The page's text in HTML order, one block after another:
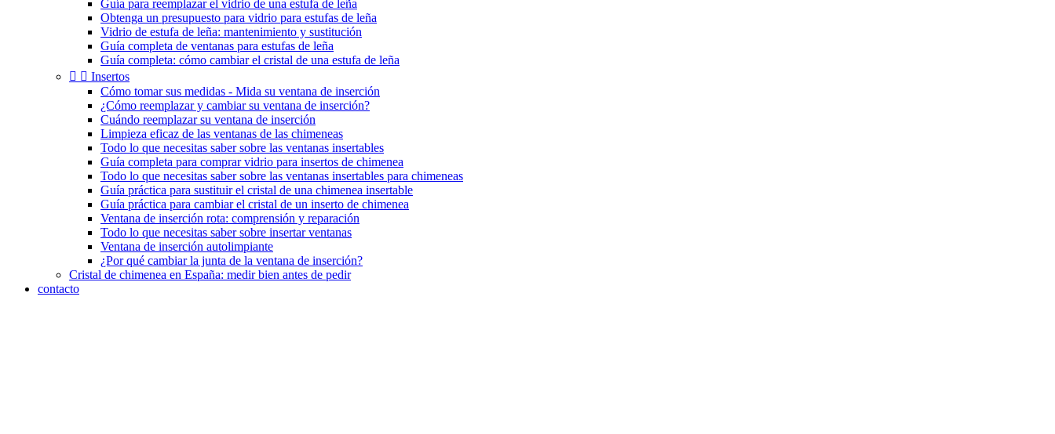
Guía para reemplazar el vidrio de una estufa de leña
Obtenga un presupuesto para vidrio para estufas de leña
Vidrio de estufa de leña: mantenimiento y sustitución
Guía completa de ventanas para estufas de leña
Guía completa: cómo cambiar el cristal de una estufa de leña
  Insertos
Cómo tomar sus medidas - Mida su ventana de inserción
¿Cómo reemplazar y cambiar su ventana de inserción?
Cuándo reemplazar su ventana de inserción
Limpieza eficaz de las ventanas de las chimeneas
Todo lo que necesitas saber sobre las ventanas insertables
Guía completa para comprar vidrio para insertos de chimenea
Todo lo que necesitas saber sobre las ventanas insertables para chimeneas
Guía práctica para sustituir el cristal de una chimenea insertable
Guía práctica para cambiar el cristal de un inserto de chimenea
Ventana de inserción rota: comprensión y reparación
Todo lo que necesitas saber sobre insertar ventanas
Ventana de inserción autolimpiante
¿Por qué cambiar la junta de la ventana de inserción?
Cristal de chimenea en España: medir bien antes de pedir
contacto